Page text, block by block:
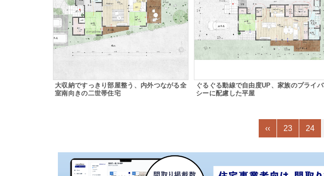
大収納ですっきり部屋整う、内外つながる全
室南向きの二世帯住宅
ぐるぐる動線で自由度UP、家族のプライバ
シーに配慮した平屋
‹‹ 23 24